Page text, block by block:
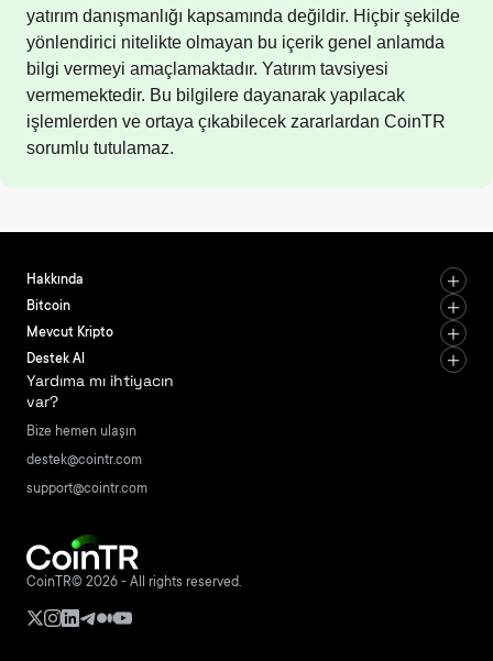
yatırım danışmanlığı kapsamında değildir. Hiçbir şekilde
yönlendirici nitelikte olmayan bu içerik genel anlamda
bilgi vermeyi amaçlamaktadır. Yatırım tavsiyesi
vermemektedir. Bu bilgilere dayanarak yapılacak
işlemlerden ve ortaya çıkabilecek zararlardan CoinTR
sorumlu tutulamaz.
Hakkında
Bitcoin
Mevcut Kripto
Destek Al
Yardıma mı ihtiyacın
var?
Bize hemen ulaşın
destek@cointr.com
support@cointr.com
CoinTR© 2026 - All rights reserved.